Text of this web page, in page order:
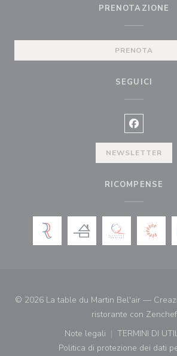
PRENOTAZIONE
PRENOTA
SEGUICI
Facebook
NEWSLETTER
RICOMPENSE
© 2026 La table du Martin Bel'air —
ristorante con Zenchef
Note legali
((apre una nuova
TERMINI DI
Politica di protezione dei dati